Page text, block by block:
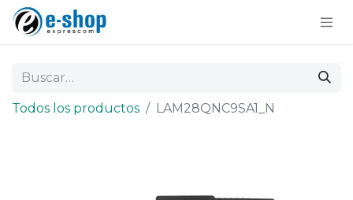
Todos los productos LAM28QNC9SA1_N